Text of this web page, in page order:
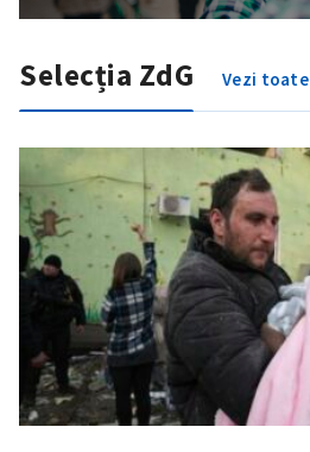
Selecția ZdG Vezi toate
ȘTIREA MEA
Titlu știre
+ Adaugă titlu